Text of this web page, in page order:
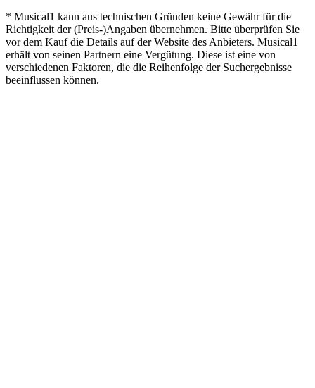
* Musical1 kann aus technischen Gründen keine Gewähr für die
Richtigkeit der (Preis-)Angaben übernehmen. Bitte überprüfen Sie
vor dem Kauf die Details auf der Website des Anbieters. Musical1
erhält von seinen Partnern eine Vergütung. Diese ist eine von
verschiedenen Faktoren, die die Reihenfolge der Suchergebnisse
beeinflussen können.